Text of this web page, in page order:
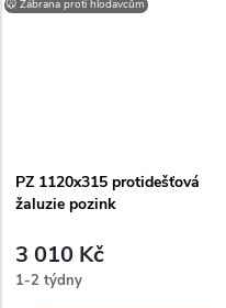
🐭 Zábrana proti hlodavcům
PZ 1120x315 protidešťová
žaluzie pozink
3 010 Kč
1-2 týdny